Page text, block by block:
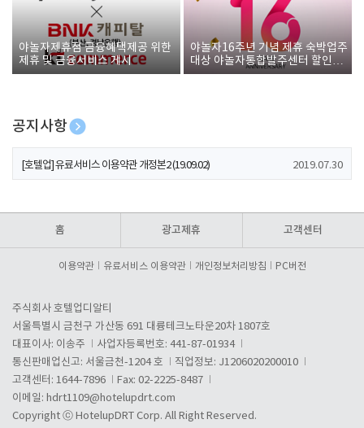
야놀자제휴점 금융혜택제공 위한
제휴 및 금융서비스 게시
야놀자16주년 기념 제휴 숙박업주
대상 야놀자통합발주센터 할인쿠
폰 증정
공지사항
[호텔업] 개인정보 처리방침 개정본1 (19.09.02)
[호텔업] 유료서비스 이용약관 개정본2 (19.09.02) 2019.07.30
홈 광고제휴 고객센터
이용약관 유료서비스 이용약관 개인정보처리방침 PC버전
주식회사 호텔업디알티
서울특별시 금천구 가산동 691 대륭테크노타운20차 1807호
대표이사: 이송주
사업자등록번호: 441-87-01934
통신판매업신고: 서울금천-1204 호
직업정보: J1206020200010
고객센터: 1644-7896
Fax: 02-2225-8487
이메일: hdrt1109@hotelupdrt.com
Copyright ⓒ HotelupDRT Corp. All Right Reserved.